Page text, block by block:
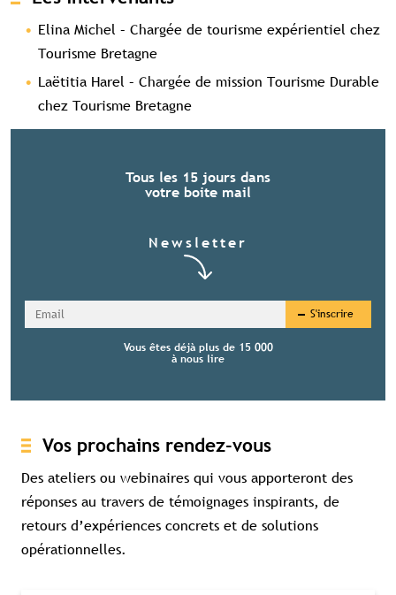
Elina Michel – Chargée de tourisme expérientiel chez
Tourisme Bretagne
Laëtitia Harel – Chargée de mission Tourisme Durable
chez Tourisme Bretagne
Tous les 15 jours dans
votre boite mail
Newsletter
S'inscrire
Vous êtes déjà plus de 15 000
à nous lire
Vos prochains rendez-vous
Des ateliers ou webinaires qui vous apporteront des
réponses au travers de témoignages inspirants, de
retours d’expériences concrets et de solutions
opérationnelles.